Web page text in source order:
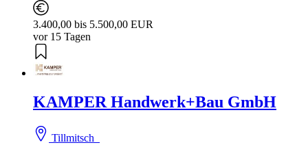
3.400,00 bis 5.500,00 EUR
vor 15 Tagen
KAMPER Handwerk+Bau GmbH
Tillmitsch